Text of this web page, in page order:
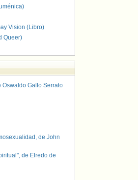
Vision (Libro)
Queer)
Gallo Serrato
de John
de Elredo de